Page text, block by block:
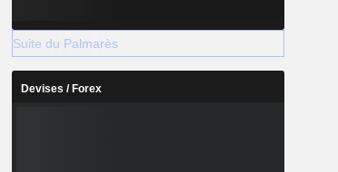
Suite du Palmarès
Devises / Forex